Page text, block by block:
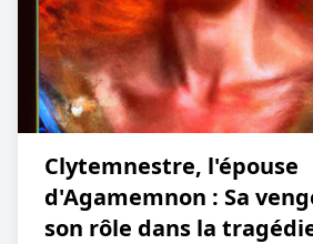
Clytemnestre, l'épouse
d'Agamemnon : Sa
son rôle dans la